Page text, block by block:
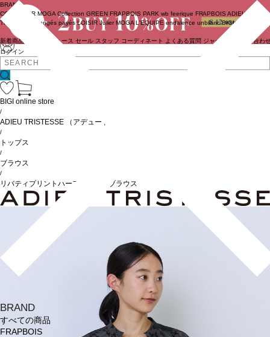
ログイン
BRAND
COUTURIER MOGA Collection GREEN FRAPBOIS PARK wb feerique FRAPBOIS ADIEU
TRISTESSE
congés payés LOISIR Julier MOGA L'EQUIPE endalence unbilanc BIGI online store
新着商品 ニュース セール スタッフ コーディネート よくある質問 ジャーナル お問い合わ
BRAND
すべての商品
FRAPBOIS
BIGI online store
/
ADIEU TRISTESSE （アデュートリステス）
/
トップス
/
ブラウス
/
リバティプリントハーフスリーブブラウス